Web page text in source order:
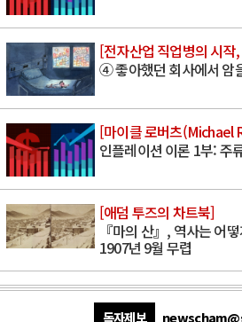
[전자산업 직업병의 시
④ 좋아했던 회사에서 암
[마이클 로버츠(Michael
인플레이션 이론 1부: 주
[애덤 투즈의 차트북]
『마의 산』, 역사는 어
1907년 9월 무렵
독자제보